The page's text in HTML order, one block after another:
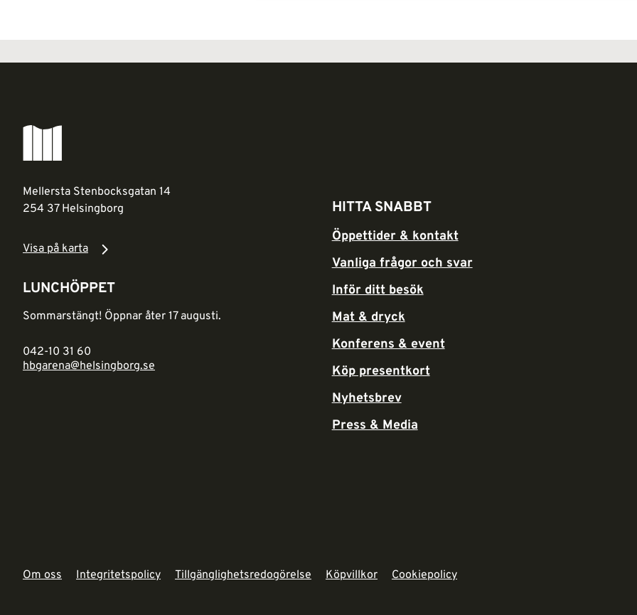
Mellersta Stenbocksgatan 14
254 37 Helsingborg
Visa på karta
LUNCHÖPPET
Sommarstängt! Öppnar åter 17 augusti.
042-10 31 60
hbgarena@helsingborg.se
HITTA SNABBT
Öppettider & kontakt
Vanliga frågor och svar
Inför ditt besök
Mat & dryck
Konferens & event
Köp presentkort
Nyhetsbrev
Press & Media
Om oss Integritetspolicy Tillgänglighetsredogörelse Köpvillkor Cookiepolicy